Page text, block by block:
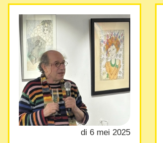
di 6 mei 2025